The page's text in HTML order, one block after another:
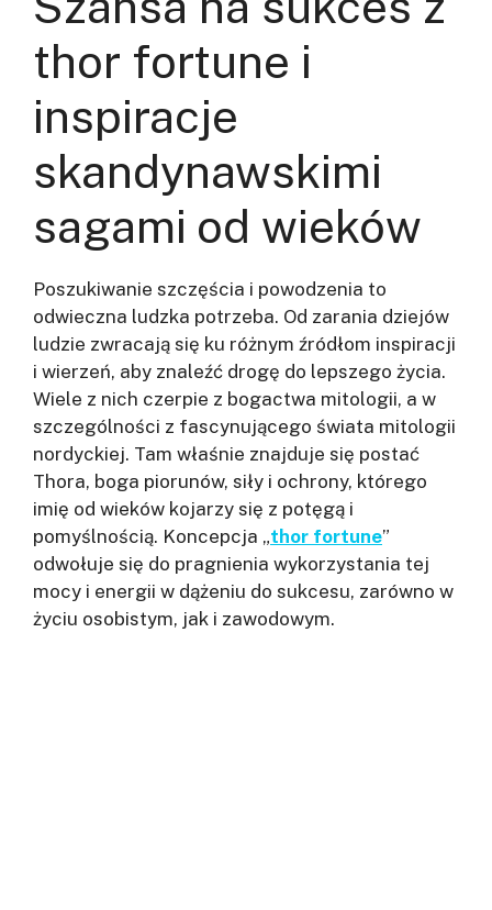
thor fortune i
inspiracje
skandynawskimi
sagami od wieków
Poszukiwanie szczęścia i powodzenia to
odwieczna ludzka potrzeba. Od zarania dziejów
ludzie zwracają się ku różnym źródłom inspiracji
i wierzeń, aby znaleźć drogę do lepszego życia.
Wiele z nich czerpie z bogactwa mitologii, a w
szczególności z fascynującego świata mitologii
nordyckiej. Tam właśnie znajduje się postać
Thora, boga piorunów, siły i ochrony, którego
imię od wieków kojarzy się z potęgą i
pomyślnością. Koncepcja „thor fortune”
odwołuje się do pragnienia wykorzystania tej
mocy i energii w dążeniu do sukcesu, zarówno w
życiu osobistym, jak i zawodowym.